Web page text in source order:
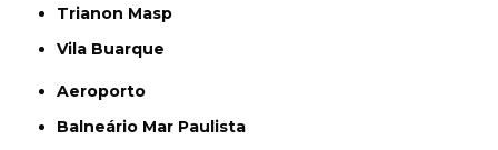
Trianon Masp
Vila Buarque
Aeroporto
Balneário Mar Paulista